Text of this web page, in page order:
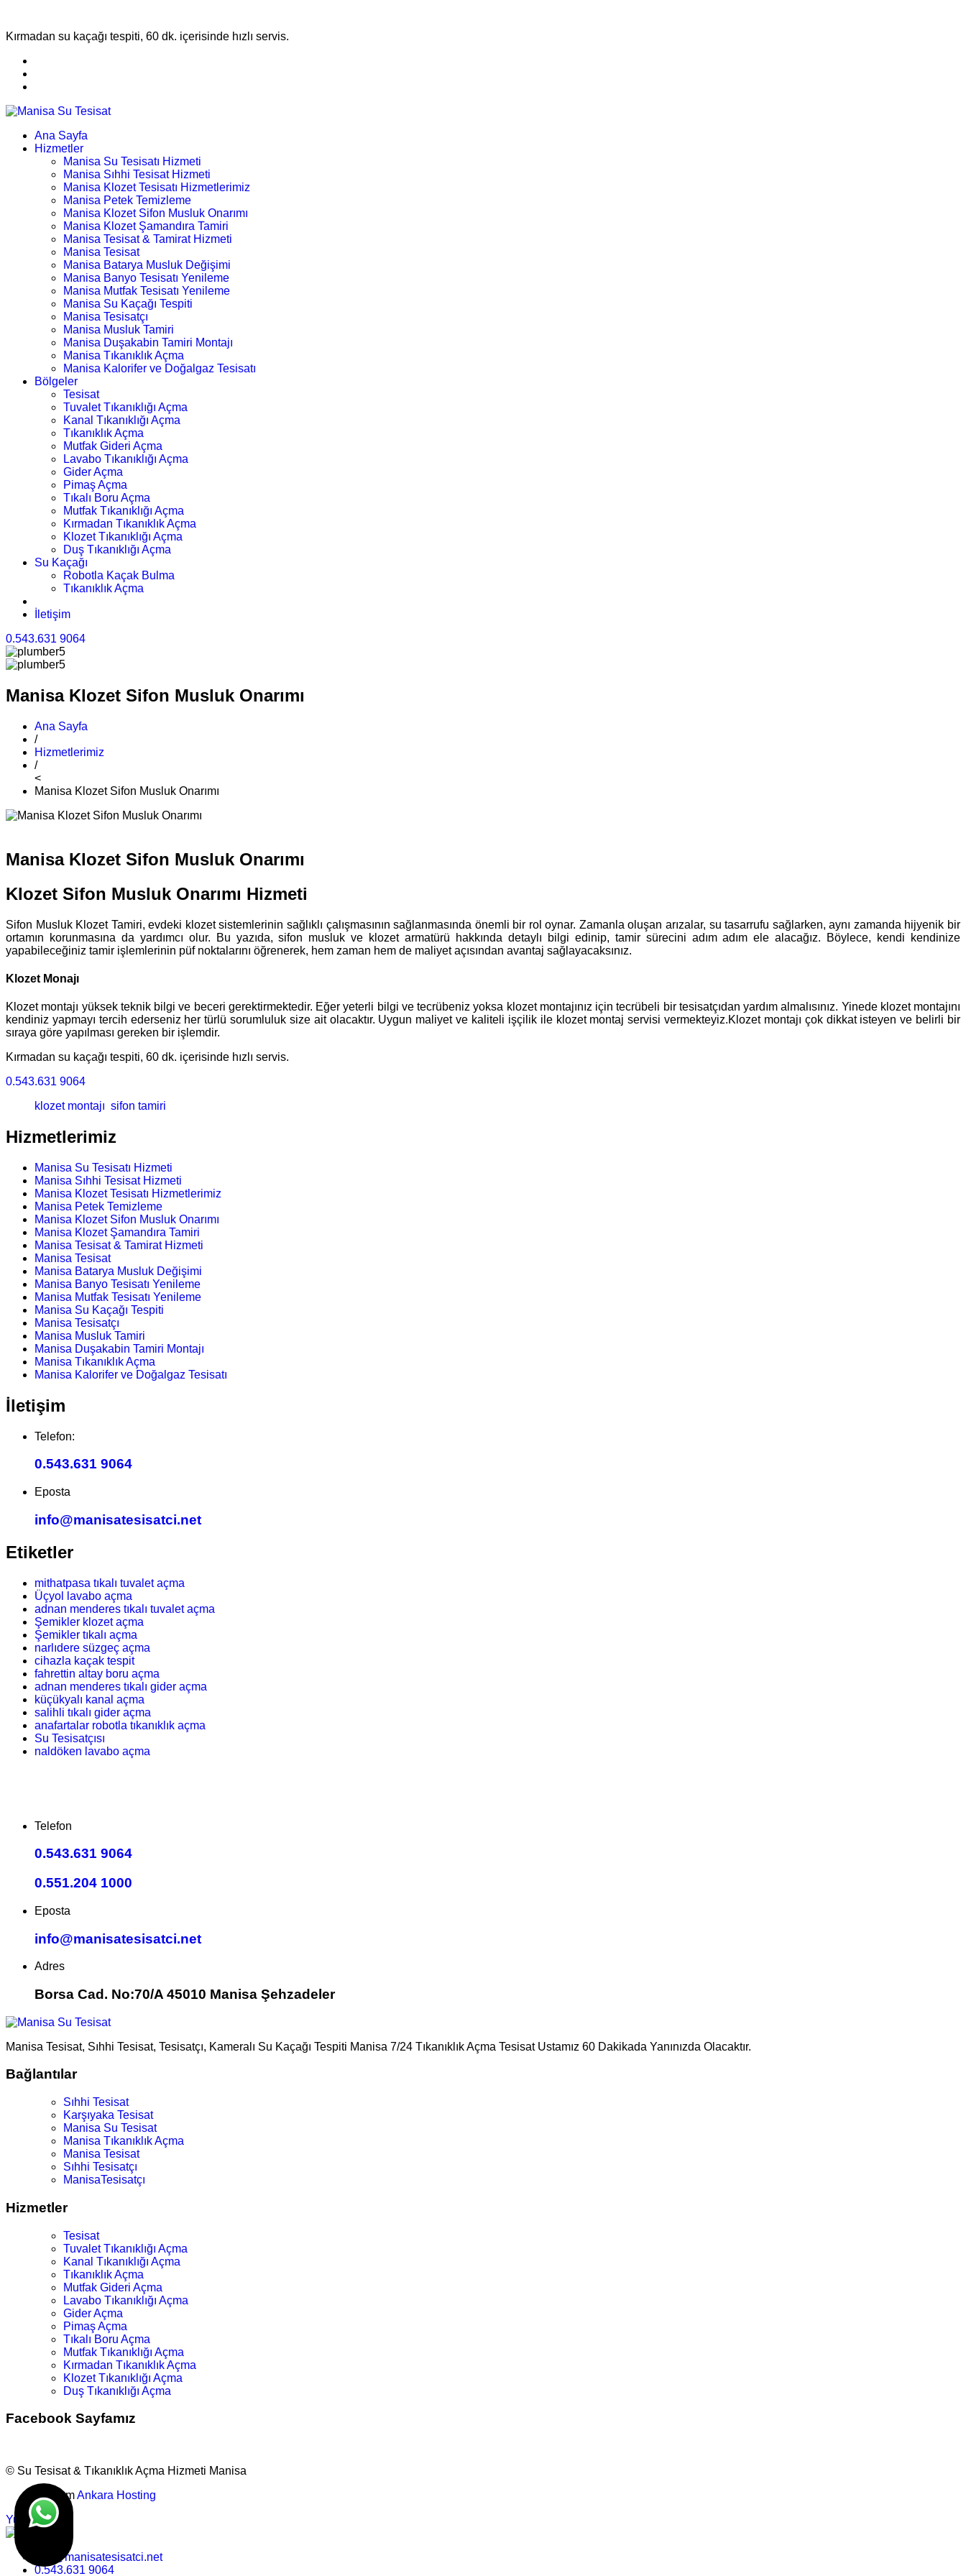
Kırmadan su kaçağı tespiti, 60 dk. içerisinde hızlı servis.
Ana Sayfa
Hizmetler
Manisa Su Tesisatı Hizmeti
Manisa Sıhhi Tesisat Hizmeti
Manisa Klozet Tesisatı Hizmetlerimiz
Manisa Petek Temizleme
Manisa Klozet Sifon Musluk Onarımı
Manisa Klozet Şamandıra Tamiri
Manisa Tesisat & Tamirat Hizmeti
Manisa Tesisat
Manisa Batarya Musluk Değişimi
Manisa Banyo Tesisatı Yenileme
Manisa Mutfak Tesisatı Yenileme
Manisa Su Kaçağı Tespiti
Manisa Tesisatçı
Manisa Musluk Tamiri
Manisa Duşakabin Tamiri Montajı
Manisa Tıkanıklık Açma
Manisa Kalorifer ve Doğalgaz Tesisatı
Bölgeler
Tesisat
Tuvalet Tıkanıklığı Açma
Kanal Tıkanıklığı Açma
Tıkanıklık Açma
Mutfak Gideri Açma
Lavabo Tıkanıklığı Açma
Gider Açma
Pimaş Açma
Tıkalı Boru Açma
Mutfak Tıkanıklığı Açma
Kırmadan Tıkanıklık Açma
Klozet Tıkanıklığı Açma
Duş Tıkanıklığı Açma
Su Kaçağı
Robotla Kaçak Bulma
Tıkanıklık Açma
İletişim
0.543.631 9064
Manisa Klozet Sifon Musluk Onarımı
Ana Sayfa
/
Hizmetlerimiz
/
<
Manisa Klozet Sifon Musluk Onarımı
Manisa Klozet Sifon Musluk Onarımı
Klozet Sifon Musluk Onarımı Hizmeti
Sifon Musluk Klozet Tamiri, evdeki klozet sistemlerinin sağlıklı çalışmasının sağlanmasında önemli bir rol oynar. Zamanla oluşan arızalar, su tasarrufu sağlarken, aynı zamanda hijyenik bir
ortamın korunmasına da yardımcı olur. Bu yazıda, sifon musluk ve klozet armatürü hakkında detaylı bilgi edinip, tamir sürecini adım adım ele alacağız. Böylece, kendi kendinize
yapabileceğiniz tamir işlemlerinin püf noktalarını öğrenerek, hem zaman hem de maliyet açısından avantaj sağlayacaksınız.
Klozet Monajı
Klozet montajı yüksek teknik bilgi ve beceri gerektirmektedir. Eğer yeterli bilgi ve tecrübeniz yoksa klozet montajınız için tecrübeli bir tesisatçıdan yardım almalısınız. Yinede klozet montajını
kendiniz yapmayı tercih ederseniz her türlü sorumluluk size ait olacaktır. Uygun maliyet ve kaliteli işçilik ile klozet montaj servisi vermekteyiz.Klozet montajı çok dikkat isteyen ve belirli bir
sıraya göre yapılması gereken bir işlemdir.
Kırmadan su kaçağı tespiti, 60 dk. içerisinde hızlı servis.
0.543.631 9064
klozet montajı sifon tamiri
Hizmetlerimiz
Manisa Su Tesisatı Hizmeti
Manisa Sıhhi Tesisat Hizmeti
Manisa Klozet Tesisatı Hizmetlerimiz
Manisa Petek Temizleme
Manisa Klozet Sifon Musluk Onarımı
Manisa Klozet Şamandıra Tamiri
Manisa Tesisat & Tamirat Hizmeti
Manisa Tesisat
Manisa Batarya Musluk Değişimi
Manisa Banyo Tesisatı Yenileme
Manisa Mutfak Tesisatı Yenileme
Manisa Su Kaçağı Tespiti
Manisa Tesisatçı
Manisa Musluk Tamiri
Manisa Duşakabin Tamiri Montajı
Manisa Tıkanıklık Açma
Manisa Kalorifer ve Doğalgaz Tesisatı
İletişim
Telefon:
0.543.631 9064
Eposta
info@manisatesisatci.net
Etiketler
mithatpasa tıkalı tuvalet açma
Üçyol lavabo açma
adnan menderes tıkalı tuvalet açma
Şemikler klozet açma
Şemikler tıkalı açma
narlıdere süzgeç açma
cihazla kaçak tespit
fahrettin altay boru açma
adnan menderes tıkalı gider açma
küçükyalı kanal açma
salihli tıkalı gider açma
anafartalar robotla tıkanıklık açma
Su Tesisatçısı
naldöken lavabo açma
Telefon
0.543.631 9064
0.551.204 1000
Eposta
info@manisatesisatci.net
Adres
Borsa Cad. No:70/A 45010 Manisa Şehzadeler
Manisa Tesisat, Sıhhi Tesisat, Tesisatçı, Kameralı Su Kaçağı Tespiti Manisa 7/24 Tıkanıklık Açma Tesisat Ustamız 60 Dakikada Yanınızda Olacaktır.
Bağlantılar
Sıhhi Tesisat
Karşıyaka Tesisat
Manisa Su Tesisat
Manisa Tıkanıklık Açma
Manisa Tesisat
Sıhhi Tesisatçı
ManisaTesisatçı
Hizmetler
Tesisat
Tuvalet Tıkanıklığı Açma
Kanal Tıkanıklığı Açma
Tıkanıklık Açma
Mutfak Gideri Açma
Lavabo Tıkanıklığı Açma
Gider Açma
Pimaş Açma
Tıkalı Boru Açma
Mutfak Tıkanıklığı Açma
Kırmadan Tıkanıklık Açma
Klozet Tıkanıklığı Açma
Duş Tıkanıklığı Açma
Facebook Sayfamız
© Su Tesisat & Tıkanıklık Açma Hizmeti Manisa
TasarımAnkara Hosting
Yukarı
info@manisatesisatci.net
0.543.631 9064